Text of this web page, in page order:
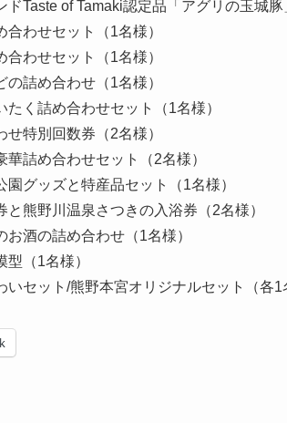
Taste of Tamaki認定品「アグリの玉城豚
わせセット（1名様）
わせセット（1名様）
詰め合わせ（1名様）
く詰め合わせセット（1名様）
特別回数券（2名様）
詰め合わせセット（2名様）
グッズと特産品セット（1名様）
熊野川温泉さつきの入浴券（2名様）
酒の詰め合わせ（1名様）
（1名様）
セット/熊野本宮オリジナルセット（各1